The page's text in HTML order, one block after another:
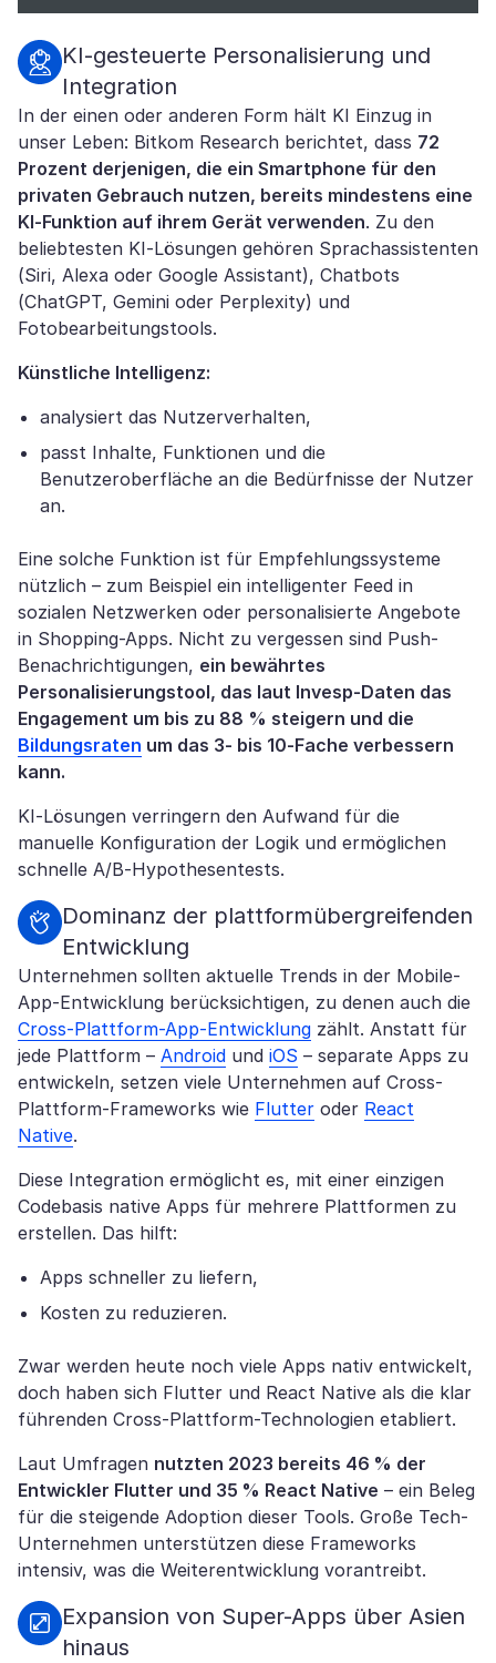
KI-gesteuerte Personalisierung und
Integration
In der einen oder anderen Form hält KI Einzug in
unser Leben: Bitkom Research berichtet, dass 72
Prozent derjenigen, die ein Smartphone für den
privaten Gebrauch nutzen, bereits mindestens eine
KI-Funktion auf ihrem Gerät verwenden. Zu den
beliebtesten KI-Lösungen gehören Sprachassistenten
(Siri, Alexa oder Google Assistant), Chatbots
(ChatGPT, Gemini oder Perplexity) und
Fotobearbeitungstools.
Künstliche Intelligenz:
analysiert das Nutzerverhalten,
passt Inhalte, Funktionen und die
Benutzeroberfläche an die Bedürfnisse der Nutzer
an.
Eine solche Funktion ist für Empfehlungssysteme
nützlich – zum Beispiel ein intelligenter Feed in
sozialen Netzwerken oder personalisierte Angebote
in Shopping-Apps. Nicht zu vergessen sind Push-
Benachrichtigungen, ein bewährtes
Personalisierungstool, das laut Invesp-Daten das
Engagement um bis zu 88 % steigern und die
Bildungsraten um das 3- bis 10-Fache verbessern
kann.
KI-Lösungen verringern den Aufwand für die
manuelle Konfiguration der Logik und ermöglichen
schnelle A/B-Hypothesentests.
Dominanz der plattformübergreifenden
Entwicklung
Unternehmen sollten aktuelle Trends in der Mobile-
App-Entwicklung berücksichtigen, zu denen auch die
Cross-Plattform-App-Entwicklung zählt. Anstatt für
jede Plattform – Android und iOS – separate Apps zu
entwickeln, setzen viele Unternehmen auf Cross-
Plattform-Frameworks wie Flutter oder React
Native.
Diese Integration ermöglicht es, mit einer einzigen
Codebasis native Apps für mehrere Plattformen zu
erstellen. Das hilft:
Apps schneller zu liefern,
Kosten zu reduzieren.
Zwar werden heute noch viele Apps nativ entwickelt,
doch haben sich Flutter und React Native als die klar
führenden Cross-Plattform-Technologien etabliert.
Laut Umfragen nutzten 2023 bereits 46 % der
Entwickler Flutter und 35 % React Native – ein Beleg
für die steigende Adoption dieser Tools. Große Tech-
Unternehmen unterstützen diese Frameworks
intensiv, was die Weiterentwicklung vorantreibt.
Expansion von Super-Apps über Asien
hinaus